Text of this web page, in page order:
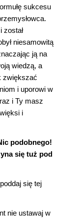
sukcesu
został
niesamowitą
ją na
wiedzą, a
zwiększać
i uporowi w
i Ty masz
i
podobnego!
się tuż pod
się tej
nie ustawaj w